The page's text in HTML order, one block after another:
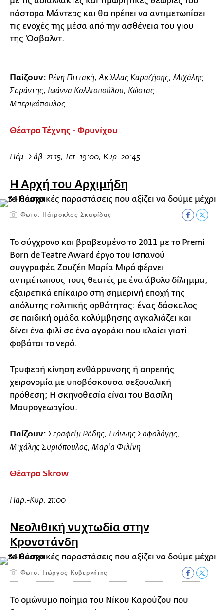
πάστορα Μάντερς και θα πρέπει να αντιμετωπίσει
τις ενοχές της μέσα από την ασθένεια του γιου
της Όσβαλντ.
Παίζουν: Ρένη Πιττακή, Ακύλλας Καραζήσης, Μιχάλης
Σαράντης, Ιωάννα Κολλιοπούλου, Κώστας
Μπερικόπουλος
Θέατρο Τέχνης - Φρυνίχου
Πέμ.-Σάβ. 21:15, Τετ. 19:00, Κυρ. 20:45
Η Αρχή του Αρχιμήδη
Φωτο: Πάτροκλος Σκαφίδας
Το σύγχρονο και βραβευμένο το 2011 με το Premi
Born de Teatre Award έργο του Ισπανού
συγγραφέα Ζουζέπ Μαρία Μιρό φέρνει
αντιμέτωπους τους θεατές με ένα άβολο δίλημμα,
εξαιρετικά επίκαιρο στη σημερινή εποχή της
απόλυτης πολιτικής ορθότητας: ένας δάσκαλος
σε παιδική ομάδα κολύμβησης αγκαλιάζει και
δίνει ένα φιλί σε ένα αγοράκι που κλαίει γιατί
φοβάται το νερό.
Τρυφερή κίνηση ενθάρρυνσης ή απρεπής
χειρονομία με υποβόσκουσα σεξουαλική
πρόθεση; Η σκηνοθεσία είναι του Βασίλη
Μαυρογεωργίου.
Παίζουν: Σεραφείμ Ράδης, Γιάννης Σοφολόγης,
Μιχάλης Συριόπουλος, Μαρία Φιλίνη
Θέατρο Skrow
Παρ.-Κυρ. 21:00
Νεολιθική νυχτωδία στην
Κρονστάνδη
Φωτο: Γιώργος Κυβερνήτης
Το ομώνυμο ποίημα του Νίκου Καρούζου που